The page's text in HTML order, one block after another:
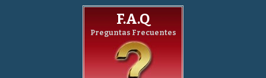
F.A.Q
Preguntas Frecuentes